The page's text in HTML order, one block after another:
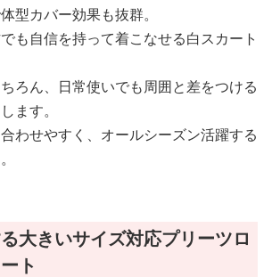
型カバー効果も抜群。
も自信を持って着こなせる白スカート
ろん、日常使いでも周囲と差をつける
ます。
わせやすく、オールシーズン活躍する
大きいサイズ対応プリーツロ
ト